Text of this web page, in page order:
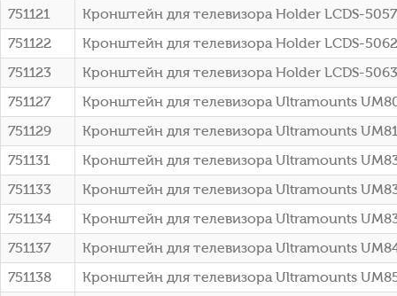
751121
Кронштейн для телевизора Holder LCDS-
751122
Кронштейн для телевизора Holder LCDS-
751123
Кронштейн для телевизора Holder LCDS-
751127
Кронштейн для телевизора Ultramounts
751129
Кронштейн для телевизора Ultramounts
751131
Кронштейн для телевизора Ultramounts
751133
Кронштейн для телевизора Ultramounts
751134
Кронштейн для телевизора Ultramounts
751137
Кронштейн для телевизора Ultramounts
751138
Кронштейн для телевизора Ultramounts